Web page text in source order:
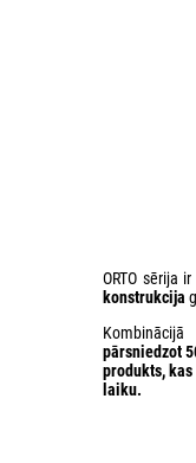
ORTO sērija
konstrukcija
pārsniedzot
produkts,
laiku.